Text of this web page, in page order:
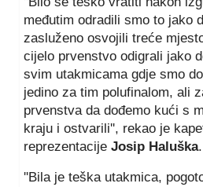
međutim odradili smo to jako
zasluženo osvojili treće
cijelo prvenstvo odigrali jako
svim utakmicama gdje smo
jedino za tim polufinalom, ali
prvenstva da dođemo kući s
kraju i ostvarili'', rekao je
reprezentacije Josip Haluška.
''Bila je teška utakmica,